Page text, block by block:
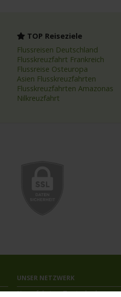
TOP Reiseziele
Flussreisen Deutschland
Flusskreuzfahrt Frankreich
Flussreise Osteuropa
Asien Flusskreuzfahrten
Flusskreuzfahrten Amazonas
Nilkreuzfahrt
UNSER NETZWERK
Kreuzfahrten-Zentrale.de